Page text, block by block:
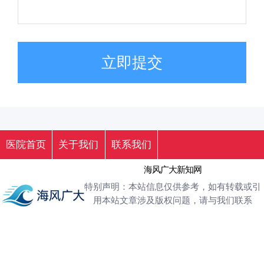
立即提交
医院首页 关于我们 联系我们
海风广大新知网
特别声明：本站信息仅供参考，如有转载或引
用本站文章涉及版权问题，请与我们联系